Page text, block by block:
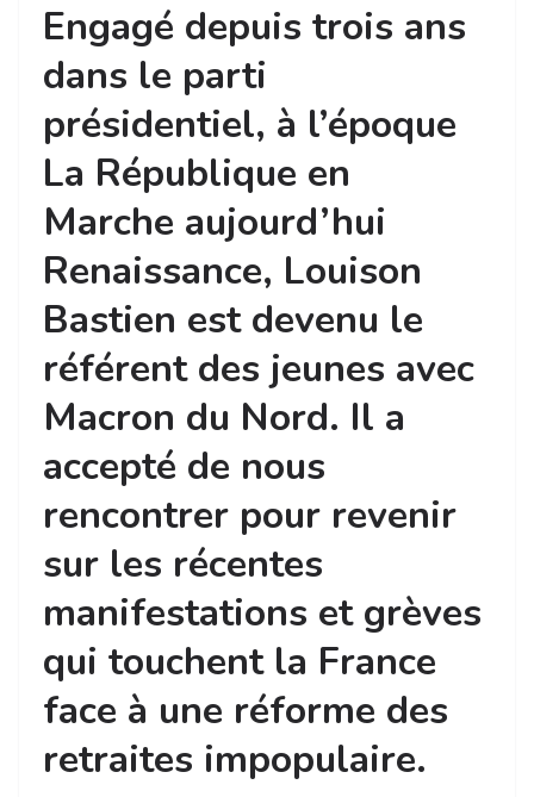
Engagé depuis trois ans
dans le parti
présidentiel, à l’époque
La République en
Marche aujourd’hui
Renaissance, Louison
Bastien est devenu le
référent des jeunes avec
Macron du Nord. Il a
accepté de nous
rencontrer pour revenir
sur les récentes
manifestations et grèves
qui touchent la France
face à une réforme des
retraites impopulaire.